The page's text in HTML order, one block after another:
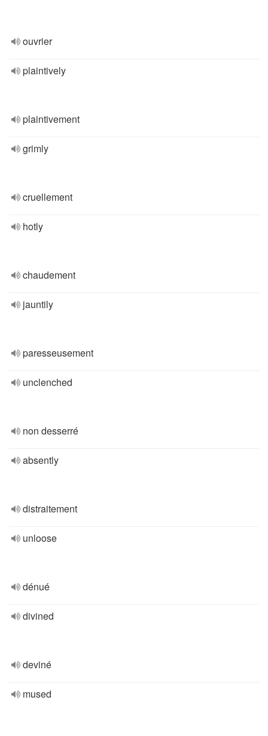
ouvrier
plaintively
plaintivement
grimly
cruellement
hotly
chaudement
jauntily
paresseusement
unclenched
non desserré
absently
distraitement
unloose
dénué
divined
deviné
mused